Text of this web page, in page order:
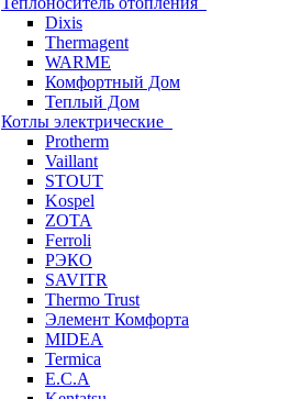
Dixis
Thermagent
WARME
Комфортный Дом
Теплый Дом
Котлы электрические
Protherm
Vaillant
STOUT
Kospel
ZOTA
Ferroli
РЭКО
SAVITR
Thermo Trust
Элемент Комфорта
MIDEA
Termica
E.C.A